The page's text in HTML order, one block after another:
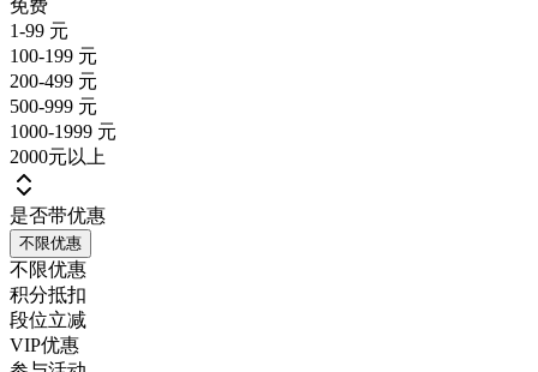
免费
1-99 元
100-199 元
200-499 元
500-999 元
1000-1999 元
2000元以上
是否带优惠
不限优惠
不限优惠
积分抵扣
段位立减
VIP优惠